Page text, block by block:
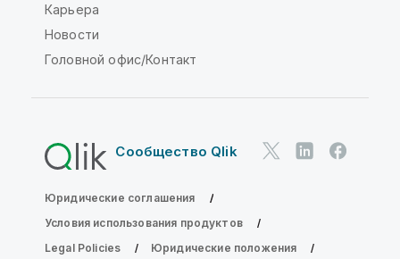
Карьера
Новости
Головной офис/Контакт
Сообщество Qlik
Юридические соглашения
Условия использования продуктов
Legal Policies
Юридические положения